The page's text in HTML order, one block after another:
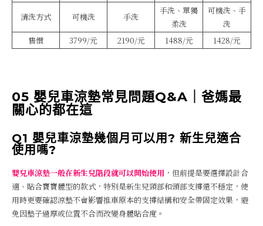
清洗方式 可機洗 手洗
手洗、單獨
柔洗
可機洗、手
洗
售價
3799/元 2190/元 1488/元 1428/元
05 嬰兒車涼墊常見問題Q&A｜爸媽最
關心的都在這
Q1 嬰兒車涼墊幾個月可以用? 新生兒適合
使用嗎?
嬰兒車涼墊一般在新生兒階段就可以開始使用 ，但前提是要選擇設計合
適、貼合寶寶體型的款式，特別是新生兒頸部和頭部支撐還不穩定，使
用時更要確認涼墊不會影響推車原本的支撐結構和安全帶固定效果，避
免因墊子過厚或位置不合而改變身體貼合度。